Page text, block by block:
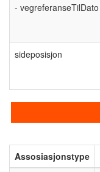
- vegreferanseTilDato
sideposisjon
Assosiasjonstype